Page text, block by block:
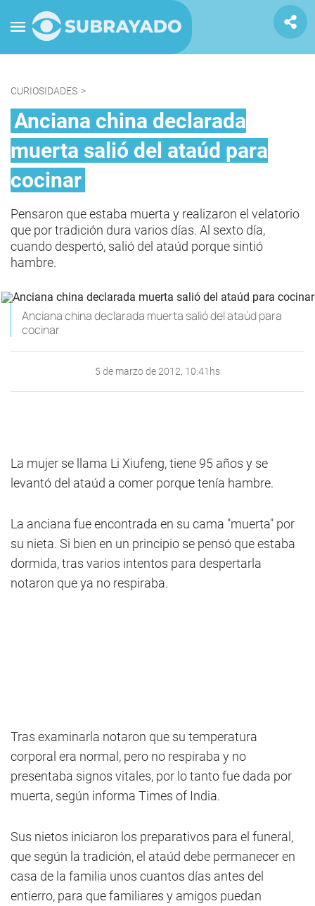
CURIOSIDADES >
Anciana china declarada
muerta salió del ataúd para
cocinar
Pensaron que estaba muerta y realizaron el velatorio
que por tradición dura varios días. Al sexto día,
cuando despertó, salió del ataúd porque sintió
hambre.
Anciana china declarada muerta salió del ataúd para
cocinar
5 de marzo de 2012, 10:41hs
La mujer se llama Li Xiufeng, tiene 95 años y se
levantó del ataúd a comer porque tenía hambre.
La anciana fue encontrada en su cama "muerta" por
su nieta. Si bien en un principio se pensó que estaba
dormida, tras varios intentos para despertarla
notaron que ya no respiraba.
Tras examinarla notaron que su temperatura
corporal era normal, pero no respiraba y no
presentaba signos vitales, por lo tanto fue dada por
muerta, según informa Times of India.
Sus nietos iniciaron los preparativos para el funeral,
que según la tradición, el ataúd debe permanecer en
casa de la familia unos cuantos días antes del
entierro, para que familiares y amigos puedan